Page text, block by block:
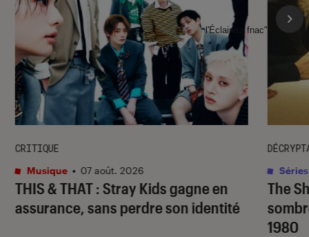
THIS & THAT: Stray Kids gagne en
assurance, sans perdre son identité
CRITIQUE
Musique • 07 août. 2026
The
1980
Séries
l'Éclaireur fnac">